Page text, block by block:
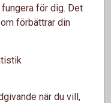
för dig. Det
förbättrar din
när du vill,